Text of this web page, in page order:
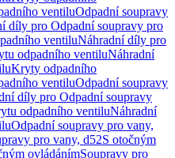
ventiluOdpadní soupravy
díly pro Odpadní soupravy pro
ventiluNáhradní díly pro
odpadního ventiluNáhradní
Kryty odpadního
ventiluOdpadní soupravy
díly pro Odpadní soupravy
odpadního ventiluNáhradní
Odpadní soupravy pro vany,
pro vany, d52S otočným
ovládánímSoupravy pro